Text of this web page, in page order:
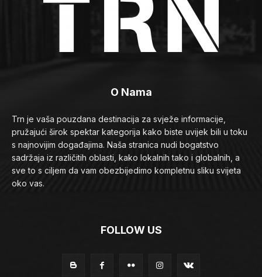
O Nama
Trn je vaša pouzdana destinacija za svježe informacije,
pružajući širok spektar kategorija kako biste uvijek bili u toku
s najnovijim događajima. Naša stranica nudi bogatstvo
sadržaja iz različitih oblasti, kako lokalnih tako i globalnih, a
sve to s ciljem da vam obezbijedimo kompletnu sliku svijeta
oko vas.
FOLLOW US